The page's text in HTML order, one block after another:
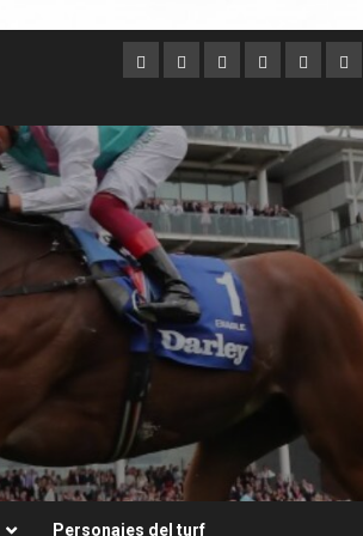
Argentina
AustraliaBrasilChileDubai
Personajes del turf